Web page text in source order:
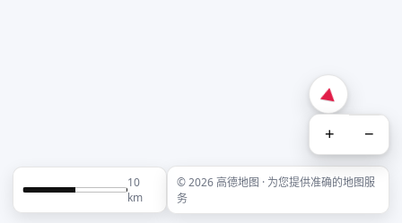
+ −
10
km
© 2026 高德地图 · 为您提供准确的地图服
务